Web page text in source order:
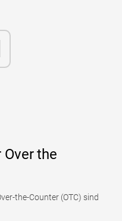
Over the
the-Counter (OTC) sind